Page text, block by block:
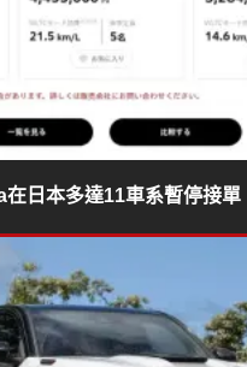
日本多達11車系暫停接單